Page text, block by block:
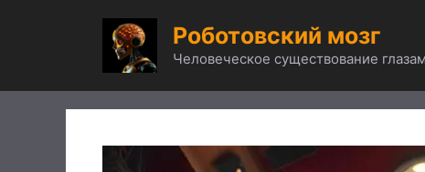
Роботовский мозг
Человеческое существование